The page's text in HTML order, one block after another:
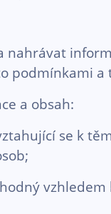
podmínkami
a obsah:
se k